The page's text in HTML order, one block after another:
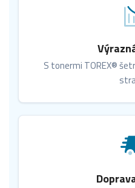
S tonermi TOREX®